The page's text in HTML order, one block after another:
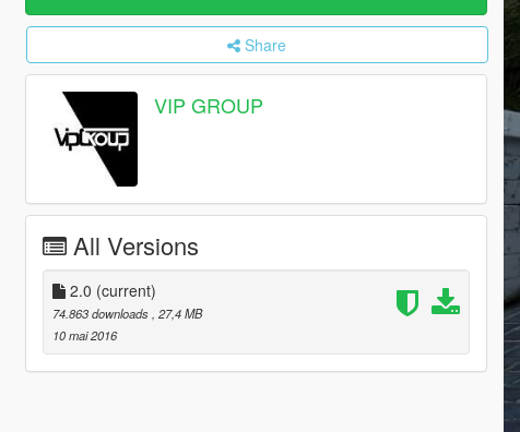
Share
VIP GROUP
All Versions
2.0 (current)
74.863 downloads , 27,4 MB
10 mai 2016